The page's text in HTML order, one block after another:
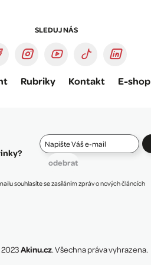
SLEDUJ NÁS
Rubriky Kontakt E-shop
odebrat
souhlasíte se zasíláním zpráv o nových článcích
Akinu.cz. Všechna práva vyhrazena.